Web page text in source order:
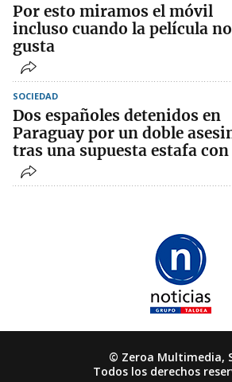
Por esto miramos el móvil
incluso cuando la película
gusta
SOCIEDAD
Dos españoles detenidos en
Paraguay por un doble
tras una supuesta estafa
© Zeroa Multimedia,
Todos los derechos